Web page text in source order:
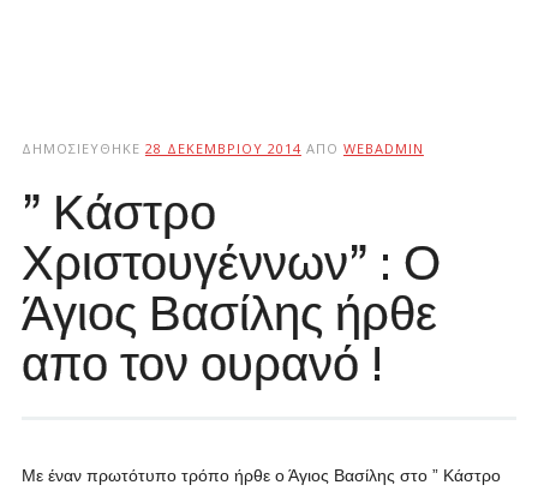
ΔΗΜΟΣΙΕΎΘΗΚΕ 28 ΔΕΚΕΜΒΡΊΟΥ 2014 ΑΠΌ WEBADMIN
” Κάστρο
Χριστουγέννων” : Ο
Άγιος Βασίλης ήρθε
απο τον ουρανό !
Με έναν πρωτότυπο τρόπο ήρθε ο Άγιος Βασίλης στο ” Κάστρο